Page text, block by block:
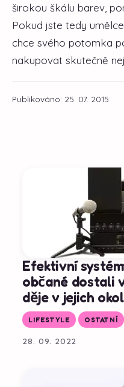
širokou škálu barev,
Pokud jste tedy
chce svého potomka
nakupovat skutečně
Publikováno: 25. 07. 2015
Efektivní
občané dostali
děje v jejich
LIFESTYLE OSTATNÍ
28. 09. 2022